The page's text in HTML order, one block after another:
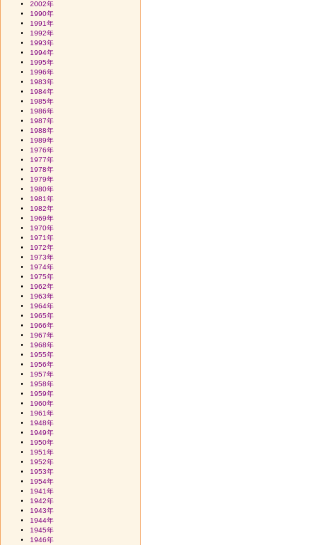
2002年
1990年
1991年
1992年
1993年
1994年
1995年
1996年
1983年
1984年
1985年
1986年
1987年
1988年
1989年
1976年
1977年
1978年
1979年
1980年
1981年
1982年
1969年
1970年
1971年
1972年
1973年
1974年
1975年
1962年
1963年
1964年
1965年
1966年
1967年
1968年
1955年
1956年
1957年
1958年
1959年
1960年
1961年
1948年
1949年
1950年
1951年
1952年
1953年
1954年
1941年
1942年
1943年
1944年
1945年
1946年